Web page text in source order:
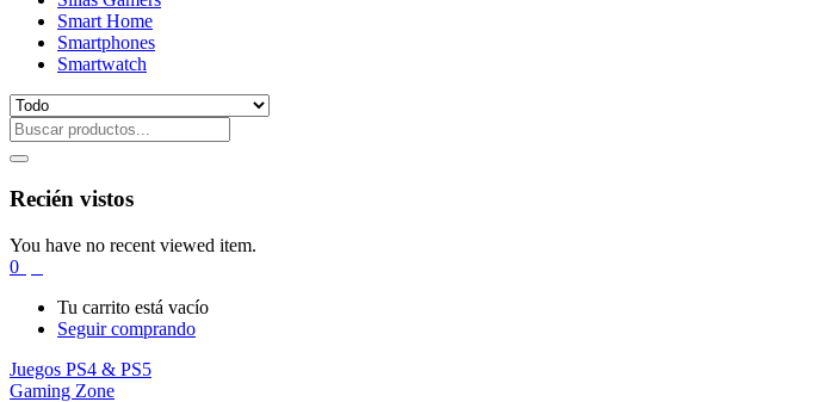
Smart Home
Smartphones
Smartwatch
Recién vistos
You have no recent viewed item.
0
Tu carrito está vacío
Seguir comprando
Juegos PS4 & PS5
Gaming Zone